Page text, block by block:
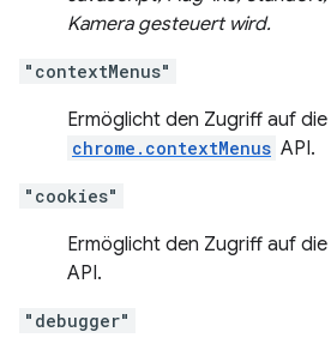
Kamera gesteuert wird.
"contextMenus"
Ermöglicht den Zugriff auf die
chrome.contextMenus API.
"cookies"
Ermöglicht den Zugriff auf die
API.
"debugger"